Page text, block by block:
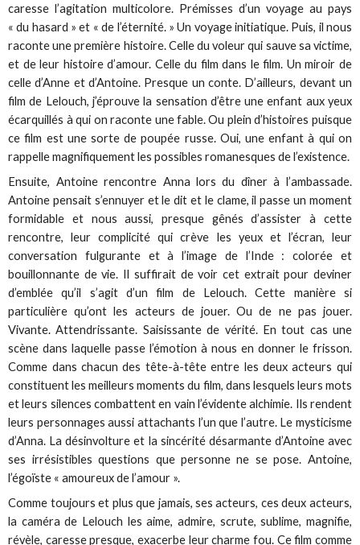
caresse l’agitation multicolore. Prémisses d’un voyage au pays
« du hasard » et « de l’éternité. » Un voyage initiatique. Puis, il nous
raconte une première histoire. Celle du voleur qui sauve sa victime,
et de leur histoire d’amour. Celle du film dans le film. Un miroir de
celle d’Anne et d’Antoine. Presque un conte. D’ailleurs, devant un
film de Lelouch, j’éprouve la sensation d’être une enfant aux yeux
écarquillés à qui on raconte une fable. Ou plein d’histoires puisque
ce film est une sorte de poupée russe. Oui, une enfant à qui on
rappelle magnifiquement les possibles romanesques de l’existence.
Ensuite, Antoine rencontre Anna lors du dîner à l’ambassade.
Antoine pensait s’ennuyer et le dit et le clame, il passe un moment
formidable et nous aussi, presque gênés d’assister à cette
rencontre, leur complicité qui crève les yeux et l’écran, leur
conversation fulgurante et à l’image de l’Inde : colorée et
bouillonnante de vie. Il suffirait de voir cet extrait pour deviner
d’emblée qu’il s’agit d’un film de Lelouch. Cette manière si
particulière qu’ont les acteurs de jouer. Ou de ne pas jouer.
Vivante. Attendrissante. Saisissante de vérité. En tout cas une
scène dans laquelle passe l’émotion à nous en donner le frisson.
Comme dans chacun des tête-à-tête entre les deux acteurs qui
constituent les meilleurs moments du film, dans lesquels leurs mots
et leurs silences combattent en vain l’évidente alchimie. Ils rendent
leurs personnages aussi attachants l’un que l’autre. Le mysticisme
d’Anna. La désinvolture et la sincérité désarmante d’Antoine avec
ses irrésistibles questions que personne ne se pose. Antoine,
l’égoïste « amoureux de l’amour ».
Comme toujours et plus que jamais, ses acteurs, ces deux acteurs,
la caméra de Lelouch les aime, admire, scrute, sublime, magnifie,
révèle, caresse presque, exacerbe leur charme fou. Ce film comme